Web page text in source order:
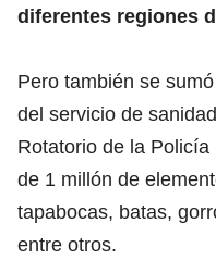
diferentes regiones
Pero también se
del servicio de
Rotatorio de la
de 1 millón de
tapabocas, batas,
entre otros.